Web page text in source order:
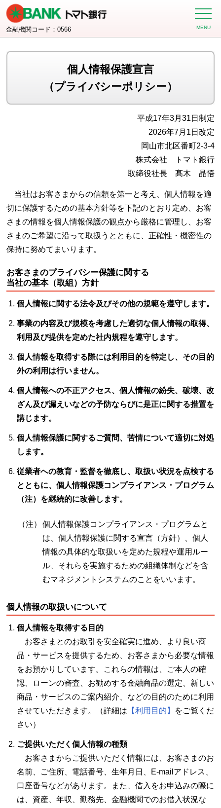
金融機関コード：0566
個人情報保護宣言
（プライバシーポリシー）
平成17年3月31日制定
2026年7月1日改定
岡山市北区番町2-3-4
株式会社 トマト銀行
取締役社長 髙木 晶悟
当社はお客さまからの信頼を第一と考え、個人情報を適
切に保護するための基本方針等を下記のとおり定め、お客
さまの情報を個人情報保護の観点から厳格に管理し、お客
さまのご希望に沿って取扱うとともに、正確性・機密性の
保持に努めてまいります。
お客さまのプライバシー保護に関する
当社の基本（取組）方針
個人情報に関する法令及びその他の規範を遵守します。
事業の内容及び規模を考慮した適切な個人情報の取得、
利用及び提供を定めた社内規程を遵守します。
個人情報を取得する際には利用目的を特定し、その目的
外の利用は行いません。
個人情報への不正アクセス、個人情報の紛失、破壊、改
ざん及び漏えいなどの予防ならびに是正に関する措置を
講じます。
個人情報保護に関するご質問、苦情について適切に対処
します。
従業者への教育・監督を徹底し、取扱い状況を点検する
とともに、個人情報保護コンプライアンス・プログラム
（注）を継続的に改善します。
（注）
個人情報保護コンプライアンス・プログラムと
は、個人情報保護に関する宣言（方針）、個人
情報の具体的な取扱いを定めた規程や運用ルー
ル、それらを実施するための組織体制などを含
むマネジメントシステムのことをいいます。
個人情報の取扱いについて
個人情報を取得する目的
お客さまとのお取引を安全確実に進め、より良い商
品・サービスを提供するため、お客さまから必要な情報
をお預かりしています。これらの情報は、ご本人の確
認、ローンの審査、お勧めする金融商品の選定、新しい
商品・サービスのご案内紹介、などの目的のために利用
させていただきます。（詳細は 【利用目的】 をご覧くだ
さい）
ご提供いただく個人情報の種類
お客さまからご提供いただく情報には、お客さまのお
名前、ご住所、電話番号、生年月日、E-mailアドレス、
口座番号などがあります。また、借入をお申込みの際に
は、資産、年収、勤務先、金融機関でのお借入状況な